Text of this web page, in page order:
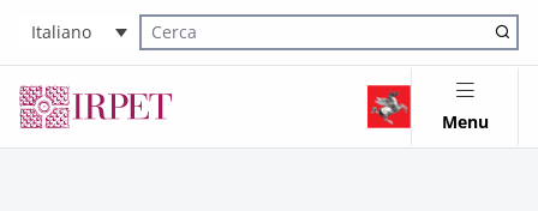
Italiano
Cerca nel sito
Menu